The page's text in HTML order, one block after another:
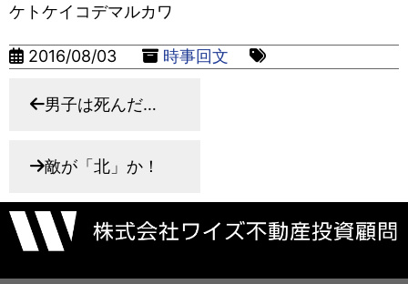
ケトケイコデマルカワ
2016/08/03 時事回文
男子は死んだ…
敵が「北」か！